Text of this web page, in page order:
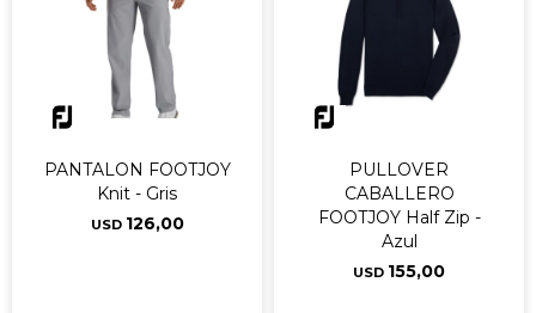
PANTALON FOOTJOY
Knit - Gris
USD 126,00
PULLOVER
CABALLERO
FOOTJOY Half Zip -
Azul
USD 155,00